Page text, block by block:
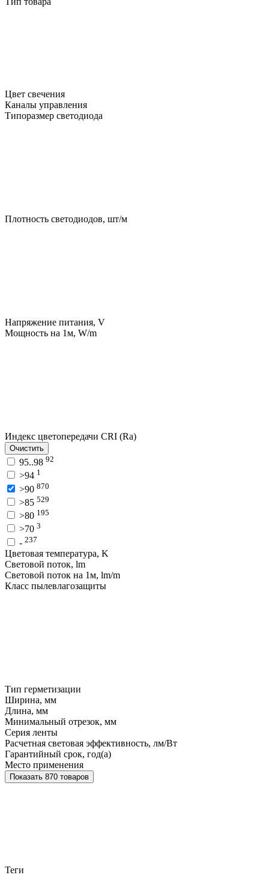
Цвет свечения
Каналы управления
Типоразмер светодиода
Плотность светодиодов, шт/м
Напряжение питания, V
Мощность на 1м, W/m
Индекс цветопередачи CRI (Ra)
Очистить
95..98 92
>94 1
>90 870
>85 529
>80 195
>70 3
- 237
Цветовая температура, K
Световой поток, lm
Световой поток на 1м, lm/m
Класс пылевлагозащиты
Тип герметизации
Ширина, мм
Длина, мм
Минимальный отрезок, мм
Серия ленты
Расчетная световая эффективность, лм/Вт
Гарантийный срок, год(а)
Место применения
Показать 870 товаров
Теги